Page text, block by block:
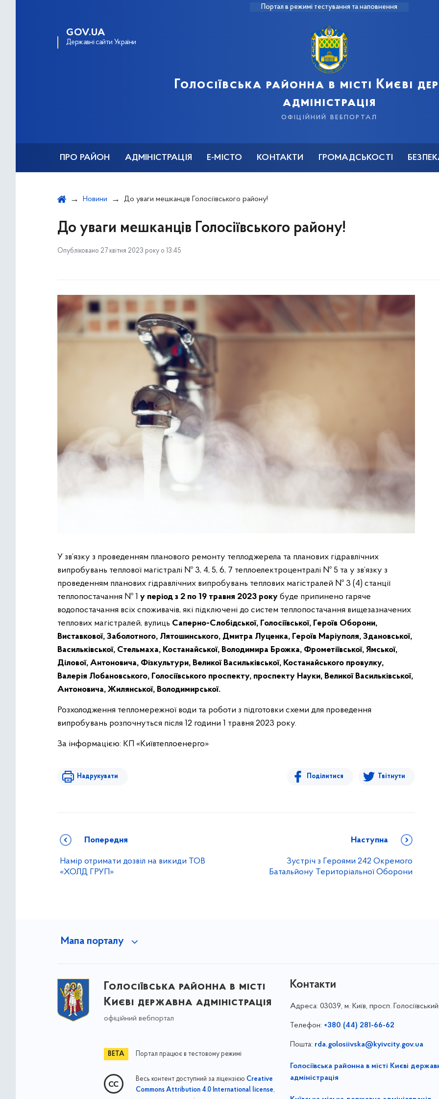
Портал в режимі тестування та наповнення
GOV.UA
Державні сайти України
Голосіївська районна в місті Києві
адміністрація
офіційний вебпортал
ПРО РАЙОН АДМІНІСТРАЦІЯ Е-МІСТО КОНТАКТИ ГРОМАДСЬКОСТІ
Новини До уваги мешканців Голосіївського району!
До уваги мешканців Голосіївського району!
Опубліковано 27 квітня 2023 року о 13:45
У зв’язку з проведенням планового ремонту теплоджерела та планових гідравлічних
випробувань теплової магістралі № 3, 4, 5, 6, 7 теплоелектроцентралі № 5 та у зв’язку з
проведенням планових гідравлічних випробувань теплових магістралей № 3 (4) станції
теплопостачання № 1 у період з 2 по 19 травня 2023 року буде припинено гаряче
водопостачання всіх споживачів, які підключені до систем теплопостачання вищезазначених
теплових магістралей, вулиць Саперно-Слобідської, Голосіївської, Героїв Оборони,
Виставкової, Заболотного, Лятошинського, Дмитра Луценка, Героїв Маріуполя, Здановської,
Васильківської, Стельмаха, Костанайської, Володимира Брожка, Фрометіївської, Ямської,
Ділової, Антоновича, Фізкультури, Великої Васильківської, Костанайського провулку,
Валерія Лобановського, Голосіївського проспекту, проспекту Науки, Великої Васильківської,
Антоновича, Жилянської, Володимирської.
Розхолодження тепломережної води та роботи з підготовки схеми для проведення
випробувань розпочнуться після 12 години 1 травня 2023 року.
За інформацією: КП «Київтеплоенерго»
Надрукувати Поділитися Твітнути
Попередня
Намір отримати дозвіл на викиди ТОВ
«ХОЛД ГРУП»
Наступна
Зустріч з Героями 242 Окремого
Батальйону Територіальної Оборони
Мапа порталу
Голосіївська районна в місті
Києві державна адміністрація
офіційний вебпортал
Портал працює в тестовому режимі
Весь контент доступний за ліцензією Creative
Commons Attribution 4.0 International license,
Контакти
Адреса: 03039, м. Київ, просп.
Телефон: +380 (44) 281-66-62
Пошта: rda.golosiivska@kyivcity.gov.ua
Голосіївська районна в місті Києві
адміністрація